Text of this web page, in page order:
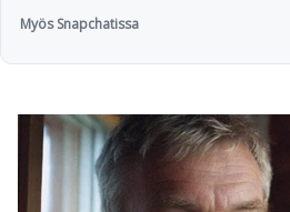
Myös Snapchatissa